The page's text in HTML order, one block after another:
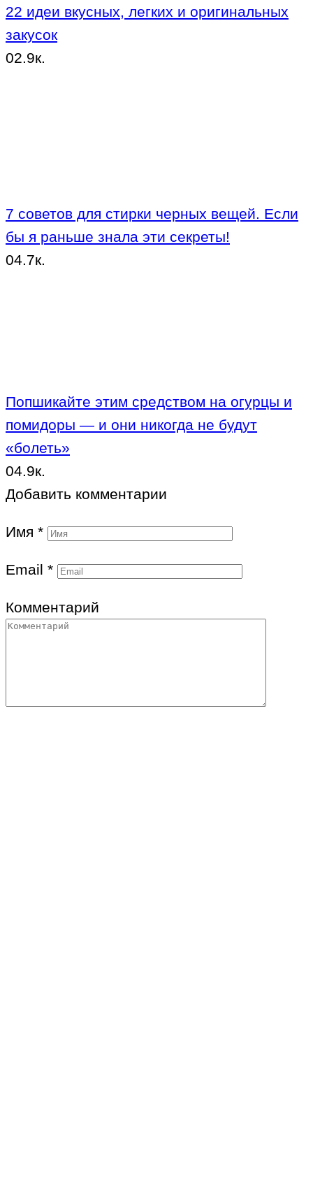
22 идеи вкусных, легких и оригинальных
закусок
02.9к.
7 советов для стирки черных вещей. Если
бы я раньше знала эти секреты!
04.7к.
Попшикайте этим средством на огурцы и
помидоры — и они никогда не будут
«болеть»
04.9к.
Добавить комментарии
Имя *
Email *
Комментарий